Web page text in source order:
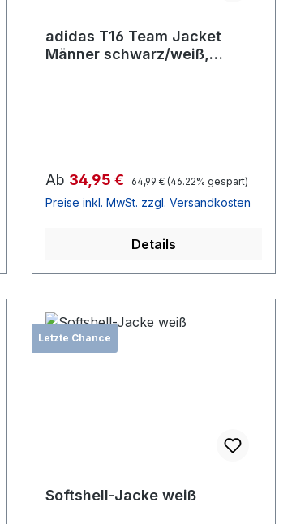
adidas T16 Team Jacket
Männer schwarz/weiß,
Verkaufspreis:
Ab 34,95 € Regulärer Preis:
64,99 € (46.22% gespart)
Preise inkl. MwSt. zzgl. Versandkosten
Details
Letzte Chance
Softshell-Jacke weiß